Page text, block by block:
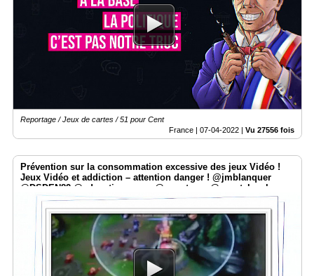
Reportage / Jeux de cartes / 51 pour Cent
France | 07-04-2022 | Vu 27556 fois
Prévention sur la consommation excessive des jeux Vidéo !
Jeux Vidéo et addiction – attention danger ! @jmblanquer
@DSDEN82 @education_gouv @smartrezo @assotvlocale